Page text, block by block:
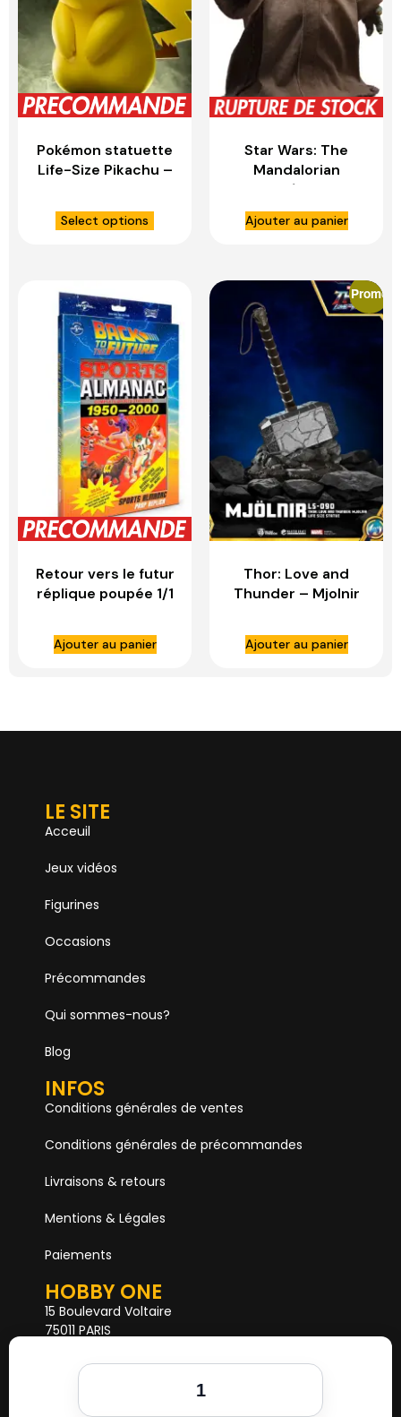
Pokémon statuette
Life-Size Pikachu –
COLLECTIBLES
Select options
Star Wars: The
Mandalorian
figurine 1/1 Life-Size
Masterpiece Grogu
– HOT TOYS
Ajouter au panier
Retour vers le futur
réplique poupée 1/1
DOCTOR
COLLECTOR
Ajouter au panier
Promo
Thor: Love and
Thunder – Mjolnir
BEAST KINGDOM
Ajouter au panier
LE SITE
Acceuil
Jeux vidéos
Figurines
Occasions
Précommandes
Qui sommes-nous?
Blog
INFOS
Conditions générales de ventes
Conditions générales de précommandes
Livraisons & retours
Mentions & Légales
Paiements
HOBBY ONE
15 Boulevard Voltaire
75011 PARIS
Mail. hobby1shop@gmail.com
Tél. 01 402 11 402